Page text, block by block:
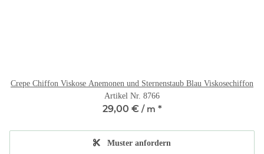
Crepe Chiffon Viskose Anemonen und Sternenstaub Blau Viskosechiffon
Artikel Nr. 8766
29,00 €/ m *
Muster anfordern